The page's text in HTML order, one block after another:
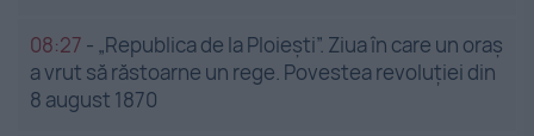
08:27 - „Republica de la Ploiești”. Ziua în care un oraș
a vrut să răstoarne un rege. Povestea revoluției din
8 august 1870